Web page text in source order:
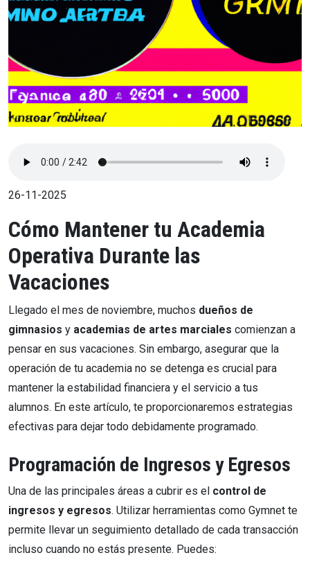
26-11-2025
Cómo Mantener tu Academia
Operativa Durante las
Vacaciones
Llegado el mes de noviembre, muchos dueños de
gimnasios y academias de artes marciales comienzan a
pensar en sus vacaciones. Sin embargo, asegurar que la
operación de tu academia no se detenga es crucial para
mantener la estabilidad financiera y el servicio a tus
alumnos. En este artículo, te proporcionaremos estrategias
efectivas para dejar todo debidamente programado.
Programación de Ingresos y Egresos
Una de las principales áreas a cubrir es el control de
ingresos y egresos. Utilizar herramientas como Gymnet te
permite llevar un seguimiento detallado de cada transacción
incluso cuando no estás presente. Puedes: